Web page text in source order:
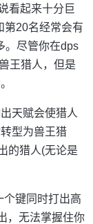
看起来十分巨
第20名经常会有
。尽管你在dps
王猎人，但是
天赋会使猎人
型为兽王猎
的猎人(无论是
个键同时打出高
，无法掌握住你